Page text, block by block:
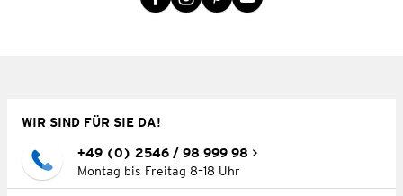
WIR SIND FÜR SIE DA!
+49 (0) 2546 / 98 999 98
Montag bis Freitag 8–18 Uhr